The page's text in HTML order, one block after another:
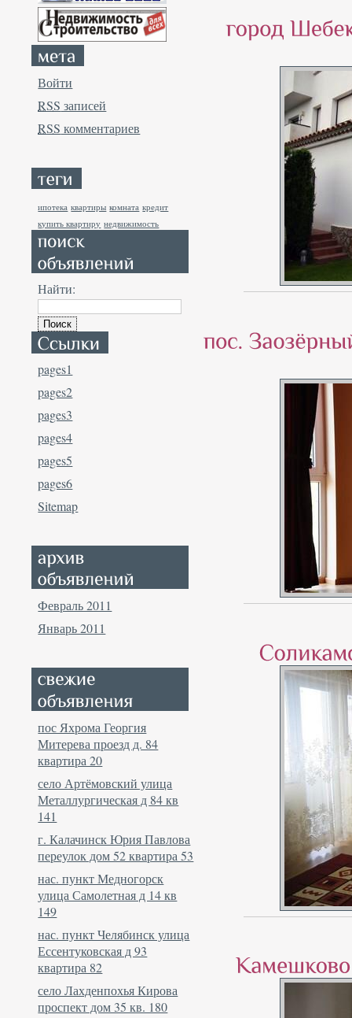
Войти
RSS записей
RSS комментариев
ипотека квартиры комната кредит
купить квартиру недвижимость
Найти:
pages1
pages2
pages3
pages4
pages5
pages6
Sitemap
Февраль 2011
Январь 2011
пос Яхрома Георгия
Митерева проезд д. 84
квартира 20
село Артёмовский улица
Металлургическая д 84 кв
141
г. Калачинск Юрия Павлова
переулок дом 52 квартира 53
нас. пункт Медногорск
улица Самолетная д 14 кв
149
нас. пункт Челябинск улица
Ессентуковская д 93
квартира 82
село Лахденпохья Кирова
проспект дом 35 кв. 180